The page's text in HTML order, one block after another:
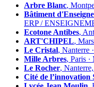
Arbre Blanc,
Bâtiment
ERP /
Ecotone Antibes,
ART'CHIPEL,
Le Cristal, Nanterre
Mille Arbres, Paris
Le Rocher,
Cité de l’innovation